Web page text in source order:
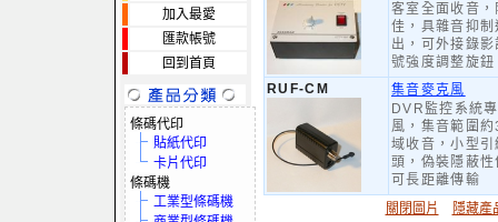
加入最愛
匯款帳號
回到首頁
條碼代印
貼紙代印
卡片代印
條碼機
工業型條碼機
客室全面收音
佳，具雜音抑
出，可外接錄
號強度調整旋
RUF-CM
集音麥克風
DVR監控系統
風，集音範圍
域收音，小型
頭，偽裝隱蔽
可長距離傳輸
關閉圖片
隱藏產